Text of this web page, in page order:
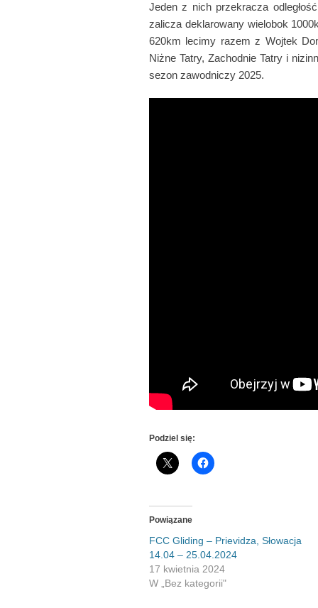
Jeden z nich przekracza
zalicza deklarowany wielobok
620km lecimy razem z Wojtek
Niżne Tatry, Zachodnie Tatry i
sezon zawodniczy 2025.
Podziel się:
Powiązane
FCC Gliding – Prievidza, Słowacja
14.04 – 25.04.2024
17 kwietnia 2024
W „Bez kategorii"